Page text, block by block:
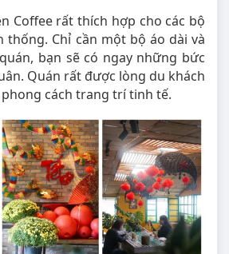
Coffee rất thích hợp cho các bộ
thống. Chỉ cần một bộ áo dài và
bạn sẽ có ngay những bức
Quán rất được lòng du khách
cách trang trí tinh tế.